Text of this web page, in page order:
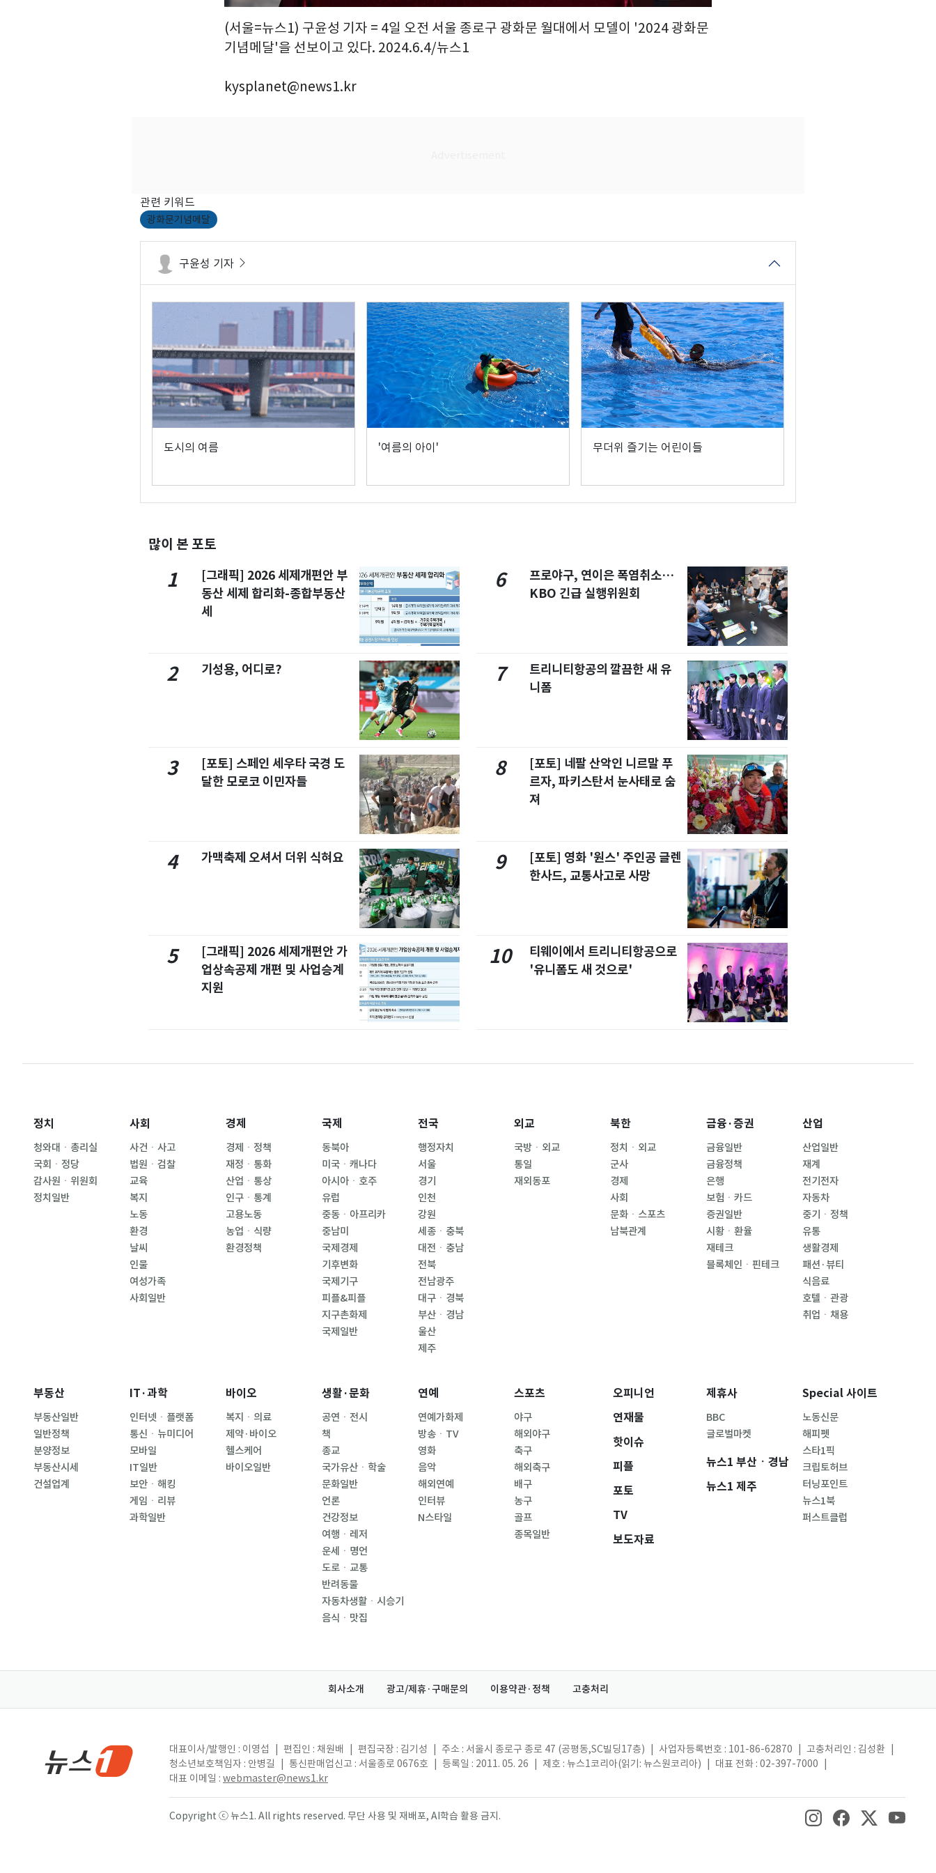
(서울=뉴스1) 구윤성 기자 = 4일 오전 서울 종로구 광화문 월대에서 모델이 '2024 광화문
기념메달'을 선보이고 있다. 2024.6.4/뉴스1
kysplanet@news1.kr
관련 키워드
광화문기념메달
구윤성 기자
도시의 여름 '여름의 아이' 무더위 즐기는 어린이들
많이 본 포토
1
[그래픽] 2026 세제개편안 부
동산 세제 합리화-종합부동산
세
2 기성용, 어디로?
3
[포토] 스페인 세우타 국경 도
달한 모로코 이민자들
4 가맥축제 오셔서 더위 식혀요
5
[그래픽] 2026 세제개편안 가
업상속공제 개편 및 사업승계
지원
6
프로야구, 연이은 폭염취소…
KBO 긴급 실행위원회
7
트리니티항공의 깔끔한 새 유
니폼
8
[포토] 네팔 산악인 니르말 푸
르자, 파키스탄서 눈사태로 숨
져
9
[포토] 영화 '원스' 주인공 글렌
한사드, 교통사고로 사망
10
티웨이에서 트리니티항공으로
'유니폼도 새 것으로'
정치
청와대ㆍ총리실
국회ㆍ정당
감사원ㆍ위원회
정치일반
사회
사건ㆍ사고
법원ㆍ검찰
교육
복지
노동
환경
날씨
인물
여성가족
사회일반
경제
경제ㆍ정책
재정ㆍ통화
산업ㆍ통상
인구ㆍ통계
고용노동
농업ㆍ식량
환경정책
국제
동북아
미국ㆍ캐나다
아시아ㆍ호주
유럽
중동ㆍ아프리카
중남미
국제경제
기후변화
국제기구
피플&피플
지구촌화제
국제일반
전국
행정자치
서울
경기
인천
강원
세종ㆍ충북
대전ㆍ충남
전북
전남광주
대구ㆍ경북
부산ㆍ경남
울산
제주
외교
국방ㆍ외교
통일
재외동포
북한
정치ㆍ외교
군사
경제
사회
문화ㆍ스포츠
남북관계
금융·증권
금융일반
금융정책
은행
보험ㆍ카드
증권일반
시황ㆍ환율
재테크
블록체인ㆍ핀테크
산업
산업일반
재계
전기전자
자동차
중기ㆍ정책
유통
생활경제
패션·뷰티
식음료
호텔ㆍ관광
취업ㆍ채용
부동산
부동산일반
일반정책
분양정보
부동산시세
건설업계
IT·과학
인터넷ㆍ플랫폼
통신ㆍ뉴미디어
모바일
IT일반
보안ㆍ해킹
게임ㆍ리뷰
과학일반
바이오
복지ㆍ의료
제약·바이오
헬스케어
바이오일반
생활·문화
공연ㆍ전시
책
종교
국가유산ㆍ학술
문화일반
언론
건강정보
여행ㆍ레저
운세ㆍ명언
도로ㆍ교통
반려동물
자동차생활ㆍ시승기
음식ㆍ맛집
연예
연예가화제
방송ㆍTV
영화
음악
해외연예
인터뷰
N스타일
스포츠
야구
해외야구
축구
해외축구
배구
농구
골프
종목일반
오피니언
연재물
핫이슈
피플
포토
TV
보도자료
제휴사
BBC
글로벌마켓
뉴스1 부산ㆍ경남
뉴스1 제주
Special 사이트
노동신문
해피펫
스타1픽
크립토허브
터닝포인트
뉴스1북
퍼스트클럽
회사소개 광고/제휴·구매문의 이용약관·정책 고충처리
대표이사/발행인 : 이영섭 편집인 : 채원배 편집국장 : 김기성 주소 : 서울시 종로구 종로 47 (공평동,SC빌딩17층) 사업자등록번호 : 101-86-62870 고충처리인 : 김성환
청소년보호책임자 : 안병길
통신판매업신고 : 서울종로 0676호 등록일 : 2011. 05. 26 제호 : 뉴스1코리아(읽기: 뉴스원코리아) 대표 전화 : 02-397-7000
대표 이메일 : webmaster@news1.kr
Copyright ⓒ 뉴스1. All rights reserved. 무단 사용 및 재배포, AI학습 활용 금지.